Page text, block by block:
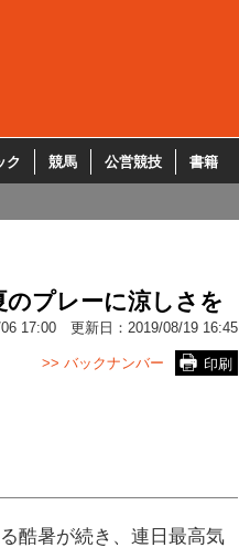
ク 競馬 公営競技 書籍
のプレーに涼しさを
17:00 更新日： 2019/08/19 16:45
印刷
>> バックナンバー
酷暑が続き、連日最高気